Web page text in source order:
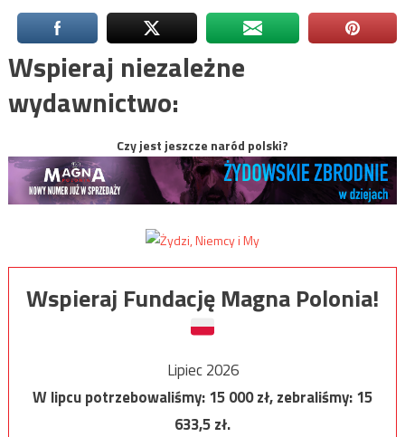
Wspieraj niezależne
wydawnictwo:
Czy jest jeszcze naród polski?
Wspieraj Fundację Magna Polonia!
Lipiec 2026
W lipcu potrzebowaliśmy:15 000zł, zebraliśmy:15
633,5zł.